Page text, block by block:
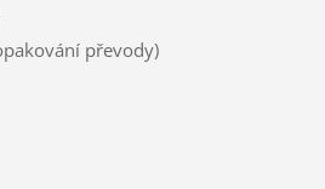
převody)